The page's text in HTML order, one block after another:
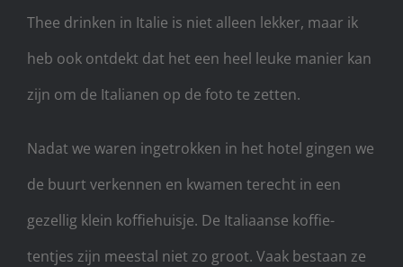
Thee drinken in Italie is niet alleen lekker, maar ik
heb ook ontdekt dat het een heel leuke manier kan
zijn om de Italianen op de foto te zetten.
Nadat we waren ingetrokken in het hotel gingen we
de buurt verkennen en kwamen terecht in een
gezellig klein koffiehuisje. De Italiaanse koffie-
tentjes zijn meestal niet zo groot. Vaak bestaan ze